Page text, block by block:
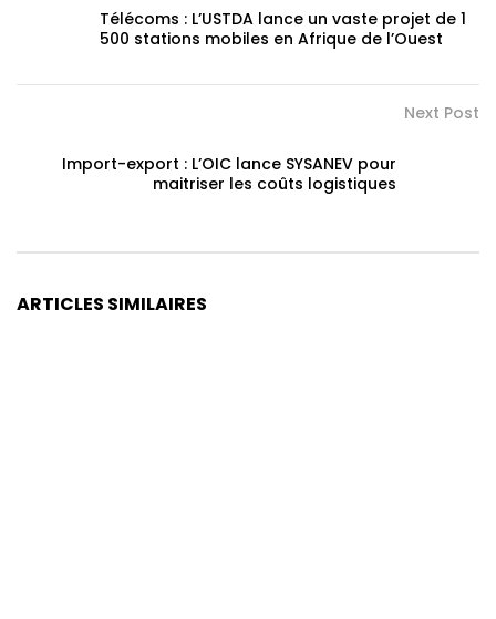
Télécoms : L’USTDA lance un vaste projet de 1
500 stations mobiles en Afrique de l’Ouest
Next Post
Import-export : L’OIC lance SYSANEV pour
maitriser les coûts logistiques
ARTICLES SIMILAIRES